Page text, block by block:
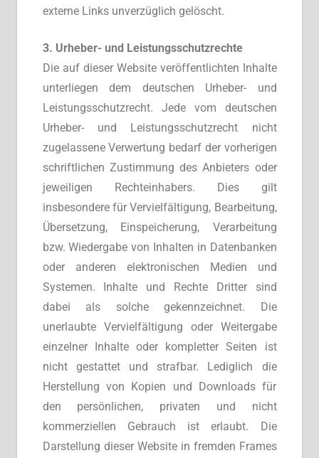
externe Links unverzüglich gelöscht.
3. Urheber- und Leistungsschutzrechte
Die auf dieser Website veröffentlichten Inhalte
unterliegen dem deutschen Urheber- und
Leistungsschutzrecht. Jede vom deutschen
Urheber- und Leistungsschutzrecht nicht
zugelassene Verwertung bedarf der vorherigen
schriftlichen Zustimmung des Anbieters oder
jeweiligen Rechteinhabers. Dies gilt
insbesondere für Vervielfältigung, Bearbeitung,
Übersetzung, Einspeicherung, Verarbeitung
bzw. Wiedergabe von Inhalten in Datenbanken
oder anderen elektronischen Medien und
Systemen. Inhalte und Rechte Dritter sind
dabei als solche gekennzeichnet. Die
unerlaubte Vervielfältigung oder Weitergabe
einzelner Inhalte oder kompletter Seiten ist
nicht gestattet und strafbar. Lediglich die
Herstellung von Kopien und Downloads für
den persönlichen, privaten und nicht
kommerziellen Gebrauch ist erlaubt. Die
Darstellung dieser Website in fremden Frames